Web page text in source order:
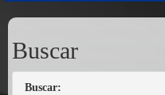
Buscar
Buscar: